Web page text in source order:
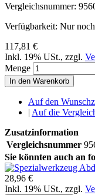
Vergleichsnummer:
Verfügbarkeit: Nur
117,81 €
Inkl. 19% USt., zzgl.
Menge
In den Warenkorb
Auf den
| Auf die
Zusatzinformation
Vergleichsnummer
Sie könnten auch an
28,96 €
Inkl. 19% USt., zzgl.